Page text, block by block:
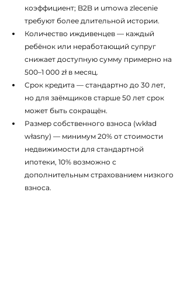
коэффициент; B2B и umowa zlecenie
требуют более длительной истории.
Количество иждивенцев — каждый
ребёнок или неработающий супруг
снижает доступную сумму примерно на
500–1 000 zł в месяц.
Срок кредита — стандартно до 30 лет,
но для заёмщиков старше 50 лет срок
может быть сокращён.
Размер собственного взноса (wkład
własny) — минимум 20% от стоимости
недвижимости для стандартной
ипотеки, 10% возможно с
дополнительным страхованием низкого
взноса.